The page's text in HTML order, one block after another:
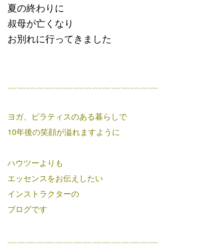
夏の終わりに
叔母が亡くなり
お別れに行ってきました
﹏﹏﹏﹏﹏﹏﹏﹏﹏﹏﹏﹏﹏﹏﹏﹏
ヨガ、ピラティスのある暮らしで
10年後の笑顔が溢れますように
ハウツーよりも
エッセンスをお伝えしたい
インストラクターの
ブログです
﹏﹏﹏﹏﹏﹏﹏﹏﹏﹏﹏﹏﹏﹏﹏﹏